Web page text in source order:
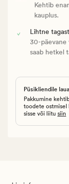
Kehtib
kauplus.
Lihtne
30-päevane
saab hetkel
Püsikliendile
Pakkumine
toodete ostmisel
sisse või liitu siin